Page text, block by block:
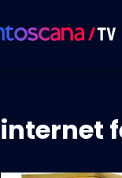
internet